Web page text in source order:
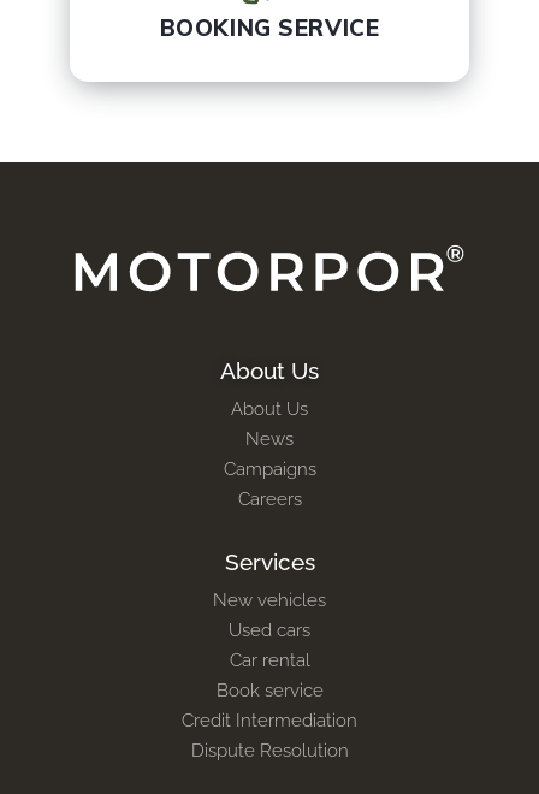
BOOKING SERVICE
About Us
About Us
News
Campaigns
Careers
Services
New vehicles
Used cars
Car rental
Book service
Credit Intermediation
Dispute Resolution